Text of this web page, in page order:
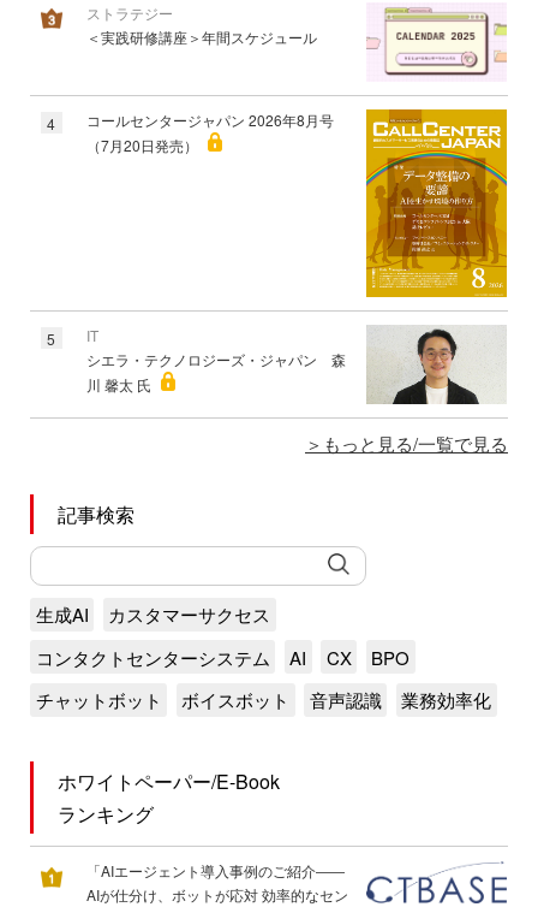
ストラテジー
＜実践研修講座＞年間スケジュール
4
コールセンタージャパン 2026年8月号
（7月20日発売）
5
IT
シエラ・テクノロジーズ・ジャパン 森
川 馨太 氏
もっと見る/一覧で見る
記事検索
生成AI
カスタマーサクセス
コンタクトセンターシステム
AI CX
BPO
チャットボット
ボイスボット 音声認識 業務効率化
ホワイトペーパー/E-Book
ランキング
「AIエージェント導入事例のご紹介――
AIが仕分け、ボットが応対 効率的なセン